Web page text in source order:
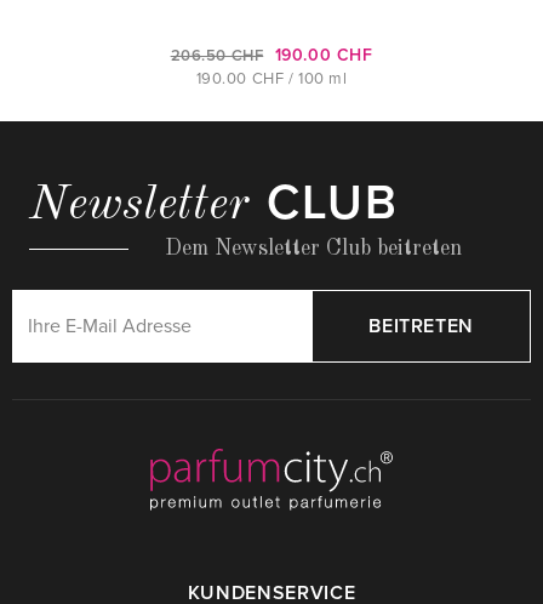
206.50 CHF 190.00 CHF
190.00 CHF / 100 ml
Newsletter CLUB
Dem Newsletter Club beitreten
BEITRETEN
KUNDENSERVICE